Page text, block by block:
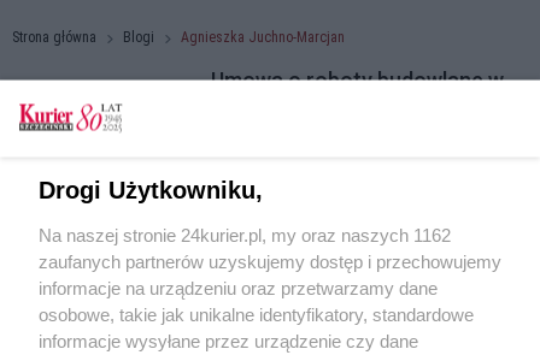
Strona główna Blogi Agnieszka Juchno-Marcjan
Umowa o roboty budowlane w
formalnością, jednak w&nbsp;praktyce to
właśnie ona decyduje...
Jak sporządzić testament, aby
uniknąć wypłaty zachowku?
05.11.2025 r. 11:09
Drogi Użytkowniku,
Na naszej stronie 24kurier.pl, my oraz naszych 1162
zaufanych partnerów uzyskujemy dostęp i przechowujemy
informacje na urządzeniu oraz przetwarzamy dane
osobowe, takie jak unikalne identyfikatory, standardowe
informacje wysyłane przez urządzenie czy dane